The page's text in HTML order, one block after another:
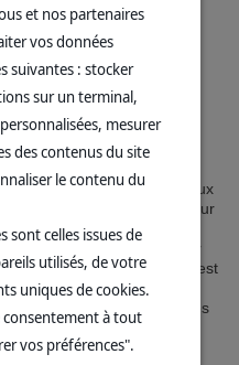
du business avec au
la Virbac Business
données marché, les
transfert des produits en
assistent pour leur part à
?
d’intégration, de nombreux
sollicités pour présenter leur
collaborateurs étrangers
au siège. Aujourd’hui, pour
des coûts, l’approche est
spécifiques sont
les sessions collectives
et nos partenaires
vos données
suivantes : stocker
sur un terminal,
mesurer
des contenus du site
le contenu du
sont celles issues de
utilisés, de votre
uniques de cookies.
à tout
vos préférences".